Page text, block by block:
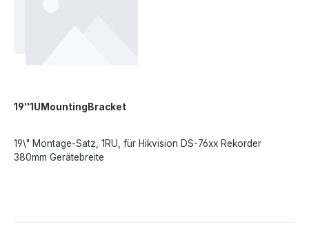
19''1UMountingBracket
19\" Montage-Satz, 1RU, für Hikvision DS-76xx Rekorder
380mm Gerätebreite